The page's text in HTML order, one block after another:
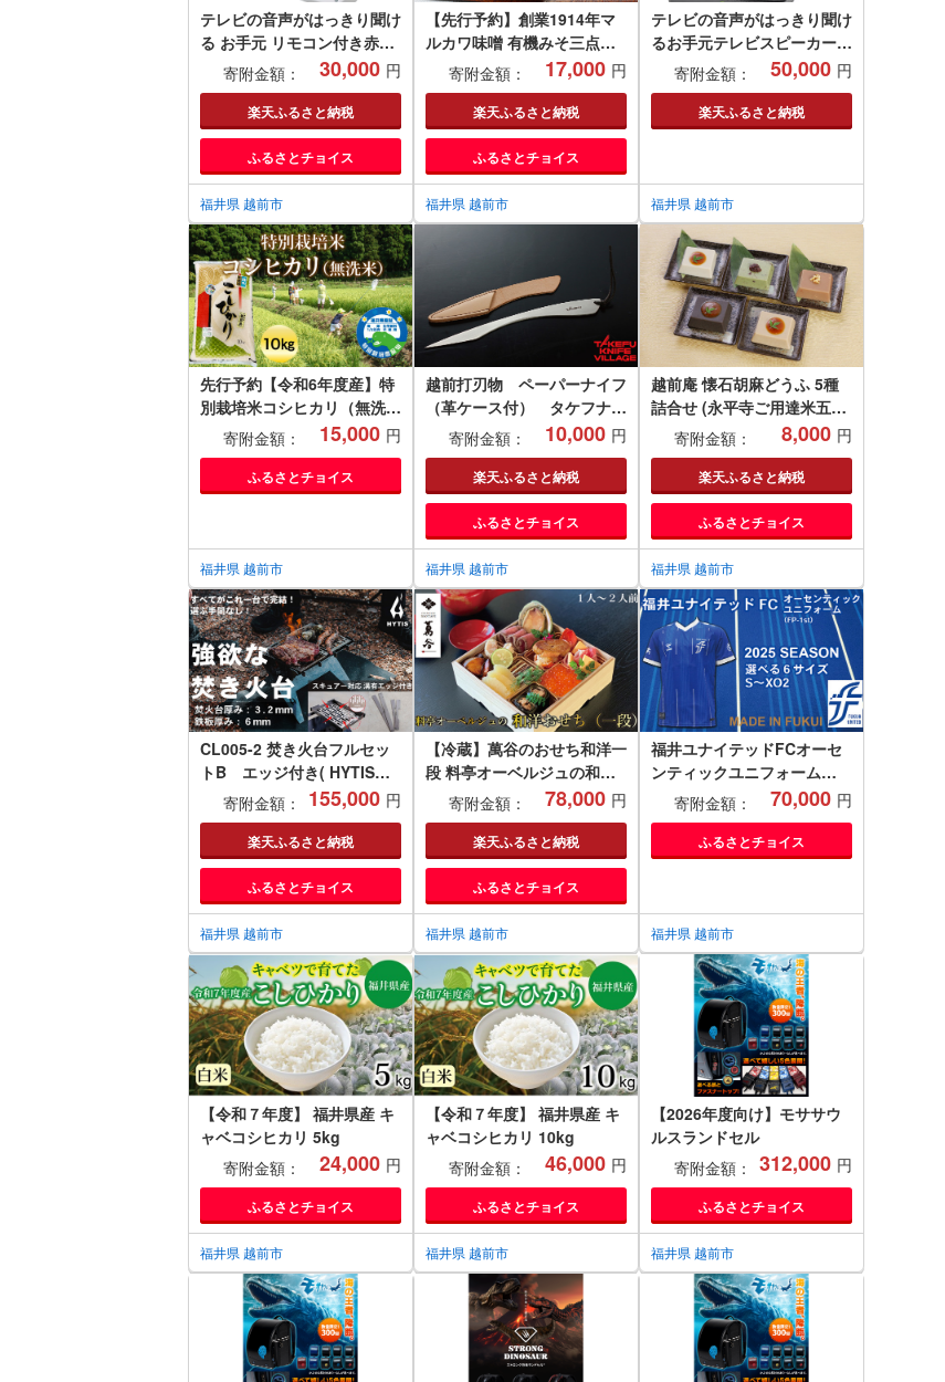
テレビの音声がはっきり聞け
る お手元 リモコン付き赤外
線コードレススピーカー/ 送
料無料 福井 越前市 武生 イ
ヤホン 補聴器 介護 コードレ
ス ポータブル 持ち運び 移動
キッチン 台所 リビング 居間
リモコン （18209）
寄附金額： 30,000 円
楽天ふるさと納税
ふるさとチョイス
福井県 越前市
【先行予約】創業1914年マ
ルカワ味噌 有機みそ三点セ
ット寄附金額： 17,000 円
楽天ふるさと納税
ふるさとチョイス
福井県 越前市
テレビの音声がはっきり聞け
るお手元テレビスピーカー
ブラック/ 送料無料 福井 越
前市 武生 イヤホン 補聴器
充電 キッチン 台所 リビング
居間 防滴 介護 コードレス
ち運び 移動 育児 おひるね
昼寝 おひる寝(18209)
寄附金額： 50,000 円
楽天ふるさと納税
福井県 越前市
先行予約【令和6年度産】特
別栽培米コシヒカリ（無洗
米）10㎏ ビニール袋入り
寄附金額： 15,000 円
ふるさとチョイス
福井県 越前市
越前打刃物 ペーパーナイフ
（革ケース付） タケフナイ
フビレッジ協同組合
寄附金額： 10,000 円
楽天ふるさと納税
ふるさとチョイス
福井県 越前市
越前庵 懐石胡麻どうふ 5種
詰合せ (永平寺ご用達米五の
みそ使用のみそたれ付)
寄附金額： 8,000 円
楽天ふるさと納税
ふるさとチョイス
福井県 越前市
CL005-2 焚き火台フルセッ
トB エッジ付き( HYTIS：
ハイティス) トートバッグ付
き
寄附金額： 155,000 円
楽天ふるさと納税
ふるさとチョイス
福井県 越前市
【冷蔵】萬谷のおせち和洋一
段 料亭オーベルジュの和洋
おせち（一段）
寄附金額： 78,000 円
楽天ふるさと納税
ふるさとチョイス
福井県 越前市
福井ユナイテッドFCオーセ
ンティックユニフォーム
2025シーズン S〜XO2サイ
ズ
寄附金額： 70,000 円
ふるさとチョイス
福井県 越前市
【令和７年度】 福井県産 キ
ャベコシヒカリ 5kg
寄附金額：
24,000 円
ふるさとチョイス
福井県 越前市
【令和７年度】 福井県産 キ
ャベコシヒカリ 10kg
寄附金額：
46,000 円
ふるさとチョイス
福井県 越前市
【2026年度向け】モササウ
ルスランドセル
寄附金額：
312,000 円
ふるさとチョイス
福井県 越前市